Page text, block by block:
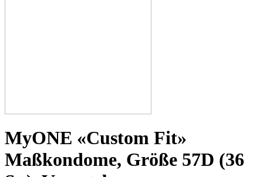
57H
57K
60E
60F
60G
MyONE «Custom Fit»
Maßkondome, Größe 57D (36